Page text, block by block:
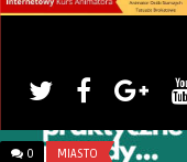
0 MIASTO